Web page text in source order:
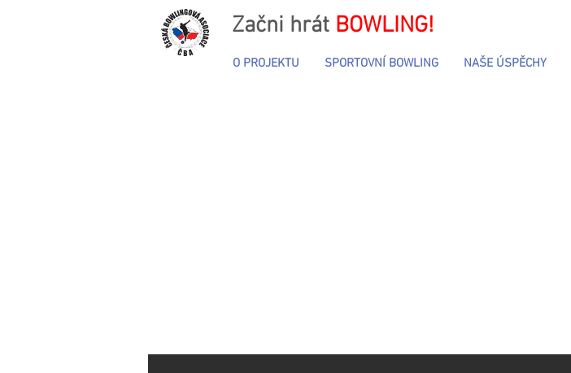
Začni hrát BOWLING!
O PROJEKTU SPORTOVNÍ BOWLING NAŠE ÚSPĚCHY